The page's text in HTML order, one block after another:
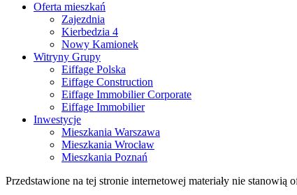
Oferta mieszkań
Zajezdnia
Kierbedzia 4
Nowy Kamionek
Witryny Grupy
Eiffage Polska
Eiffage Construction
Eiffage Immobilier Corporate
Eiffage Immobilier
Inwestycje
Mieszkania Warszawa
Mieszkania Wrocław
Mieszkania Poznań
Przedstawione na tej stronie internetowej materiały nie